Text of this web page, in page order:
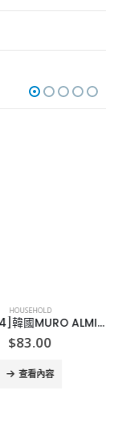
HOUSEHOLD
[K009144]韓國MURO ALMIGHTY TOWEL 無限萬能毛巾 (1套6枚)
$83.00
查看內容